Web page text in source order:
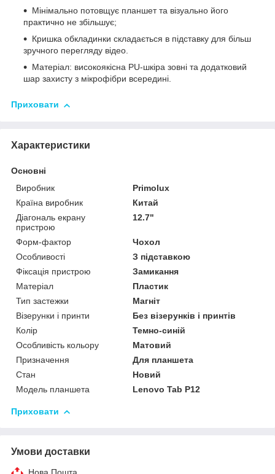
Мінімально потовщує планшет та візуально його
практично не збільшує;
Кришка обкладинки складається в підставку для більш
зручного перегляду відео.
Матеріал: високоякісна PU-шкіра зовні та додатковий
шар захисту з мікрофібри всередині.
Приховати
Характеристики
Основні
Виробник
Primolux
Країна виробник
Китай
Діагональ екрану
пристрою
12.7"
Форм-фактор
Чохол
Особливості
З підставкою
Фіксація пристрою
Замикання
Матеріал
Пластик
Тип застежки
Магніт
Візерунки і принти
Без візерунків і принтів
Колір
Темно-синій
Особливість кольору
Матовий
Призначення
Для планшета
Стан
Новий
Модель планшета
Lenovo Tab P12
Приховати
Умови доставки
Нова Пошта